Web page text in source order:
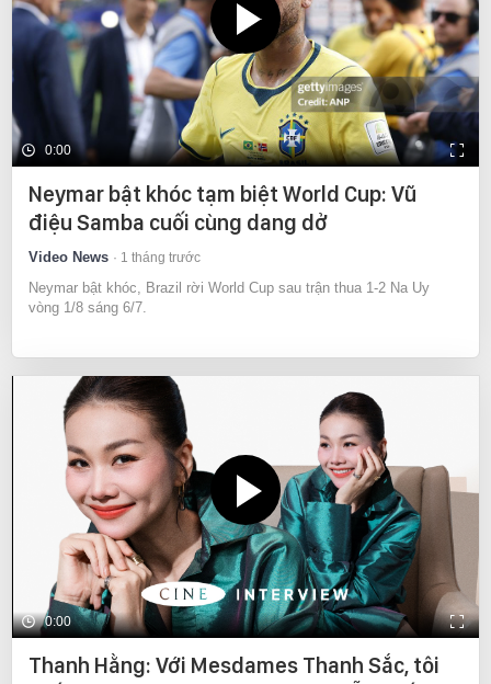
0:00
Neymar bật khóc tạm biệt World Cup: Vũ
điệu Samba cuối cùng dang dở
Video News 1 tháng trước
Neymar bật khóc, Brazil rời World Cup sau trận thua 1-2 Na Uy
vòng 1/8 sáng 6/7.
0:00
Thanh Hằng: Với Mesdames Thanh Sắc, tôi